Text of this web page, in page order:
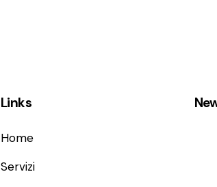
Links
Home
Servizi